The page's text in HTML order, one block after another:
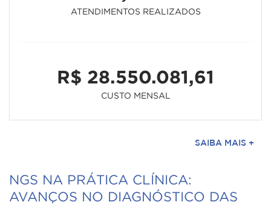
ATENDIMENTOS REALIZADOS
R$ 28.550.081,61
CUSTO MENSAL
SAIBA MAIS +
NGS NA PRÁTICA CLÍNICA:
AVANÇOS NO DIAGNÓSTICO DAS